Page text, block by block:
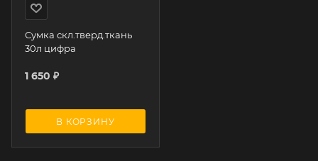
Сумка скл.тверд.ткань
30л цифра
1 650 ₽
В КОРЗИНУ